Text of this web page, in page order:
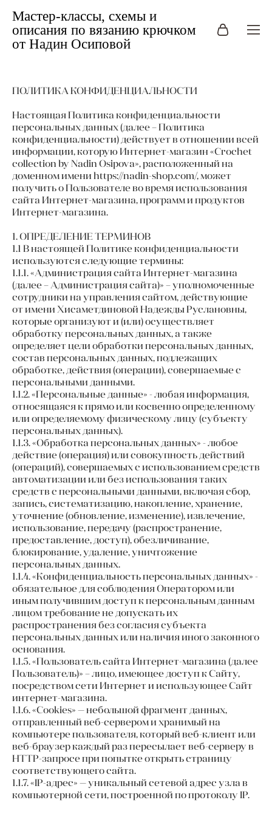
Мастер-классы, схемы и
описания по вязанию крючком
от Надин Осиповой
ПОЛИТИКА КОНФИДЕНЦИАЛЬНОСТИ
Настоящая Политика конфиденциальности
персональных данных (далее – Политика
конфиденциальности) действует в отношении всей
информации, которую Интернет-магазин «Crochet
collection by Nadin Osipova», расположенный на
доменном имени https://nadin-shop.com/, может
получить о Пользователе во время использования
сайта Интернет-магазина, программ и продуктов
Интернет-магазина.
1. ОПРЕДЕЛЕНИЕ ТЕРМИНОВ
1.1 В настоящей Политике конфиденциальности
используются следующие термины:
1.1.1. «Администрация сайта Интернет-магазина
(далее – Администрация сайта)» – уполномоченные
сотрудники на управления сайтом, действующие
от имени Хисаметдиновой Надежды Руслановны,
которые организуют и (или) осуществляет
обработку персональных данных, а также
определяет цели обработки персональных данных,
состав персональных данных, подлежащих
обработке, действия (операции), совершаемые с
персональными данными.
1.1.2. «Персональные данные» - любая информация,
относящаяся к прямо или косвенно определенному
или определяемому физическому лицу (субъекту
персональных данных).
1.1.3. «Обработка персональных данных» - любое
действие (операция) или совокупность действий
(операций), совершаемых с использованием средств
автоматизации или без использования таких
средств с персональными данными, включая сбор,
запись, систематизацию, накопление, хранение,
уточнение (обновление, изменение), извлечение,
использование, передачу (распространение,
предоставление, доступ), обезличивание,
блокирование, удаление, уничтожение
персональных данных.
1.1.4. «Конфиденциальность персональных данных» -
обязательное для соблюдения Оператором или
иным получившим доступ к персональным данным
лицом требование не допускать их
распространения без согласия субъекта
персональных данных или наличия иного законного
основания.
1.1.5. «Пользователь сайта Интернет-магазина (далее
Пользователь)» – лицо, имеющее доступ к Сайту,
посредством сети Интернет и использующее Сайт
интернет-магазина.
1.1.6. «Cookies» — небольшой фрагмент данных,
отправленный веб-сервером и хранимый на
компьютере пользователя, который веб-клиент или
веб-браузер каждый раз пересылает веб-серверу в
HTTP-запросе при попытке открыть страницу
соответствующего сайта.
1.1.7. «IP-адрес» — уникальный сетевой адрес узла в
компьютерной сети, построенной по протоколу IP.